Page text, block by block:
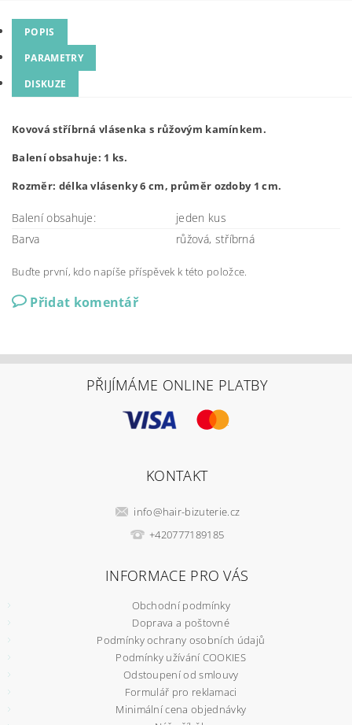
POPIS
PARAMETRY
DISKUZE
Kovová stříbrná vlásenka s růžovým kamínkem.
Balení obsahuje: 1 ks.
Rozměr: délka vlásenky 6 cm, průměr ozdoby 1 cm.
Balení obsahuje:
jeden kus
Barva
růžová, stříbrná
Buďte první, kdo napíše příspěvek k této položce.
Přidat komentář
PŘIJÍMÁME ONLINE PLATBY
KONTAKT
info@hair-bizuterie.cz
+420777189185
INFORMACE PRO VÁS
Obchodní podmínky
Doprava a poštovné
Podmínky ochrany osobních údajů
Podmínky užívání COOKIES
Odstoupení od smlouvy
Formulář pro reklamaci
Minimální cena objednávky